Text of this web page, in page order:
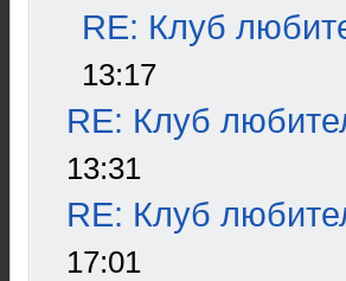
RE: Клуб
13:17
RE: Клуб
13:31
RE: Клуб
17:01